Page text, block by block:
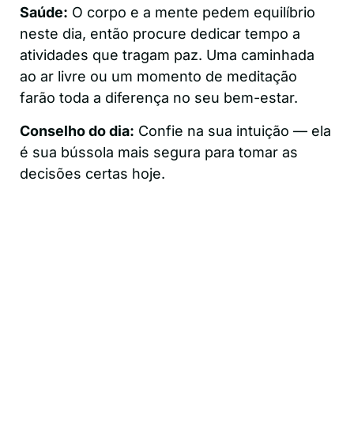
Saúde: O corpo e a mente pedem equilíbrio
neste dia, então procure dedicar tempo a
atividades que tragam paz. Uma caminhada
ao ar livre ou um momento de meditação
farão toda a diferença no seu bem-estar.
Conselho do dia: Confie na sua intuição — ela
é sua bússola mais segura para tomar as
decisões certas hoje.